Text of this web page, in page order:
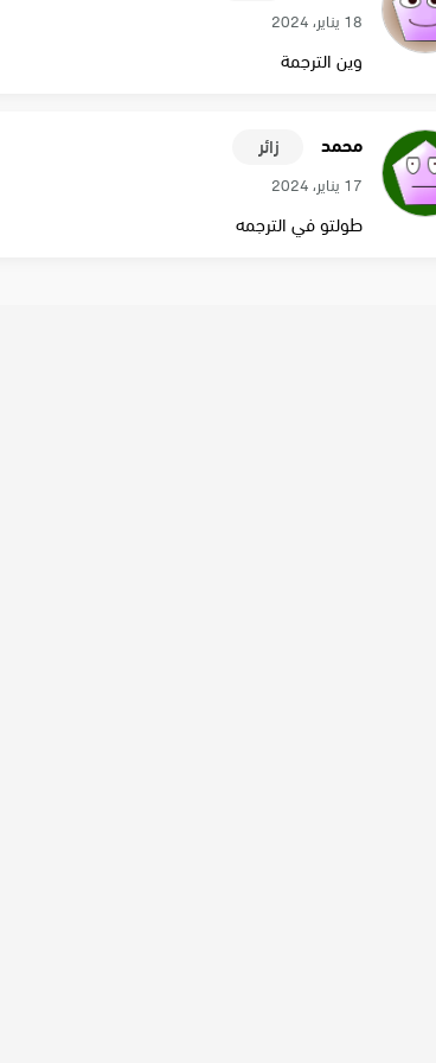
18 يناير، 2024
وين الترجمة
محمد زائر
17 يناير، 2024
طولتو في الترجمه